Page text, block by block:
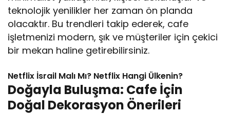
teknolojik yenilikler her zaman ön planda
olacaktır. Bu trendleri takip ederek, cafe
işletmenizi modern, şık ve müşteriler için çekici
bir mekan haline getirebilirsiniz.
Netflix İsrail Malı Mı? Netflix Hangi Ülkenin?
Doğayla Buluşma: Cafe İçin
Doğal Dekorasyon Önerileri